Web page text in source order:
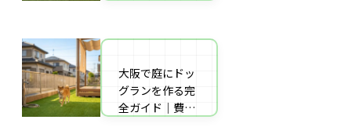
戸〜播磨・淡
大阪で庭にドッ
グランを作る完
全ガイド｜費用
さんのご実家の
を施工
庭にドッグラン
をDIY！初心者
でもプロ級に仕